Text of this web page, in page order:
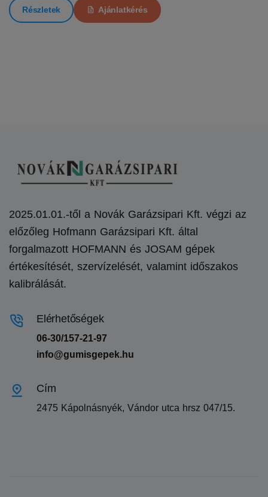
Részletek Ajánlatkérés
2025.01.01.-től a Novák Garázsipari Kft. végzi az
előzőleg Hofmann Garázsipari Kft. által
forgalmazott HOFMANN és JOSAM gépek
értékesítését, szervízelését, valamint időszakos
kalibrálását.
Elérhetőségek
06-30/157-21-97
info@gumisgepek.hu
Cím
2475 Kápolnásnyék, Vándor utca hrsz 047/15.